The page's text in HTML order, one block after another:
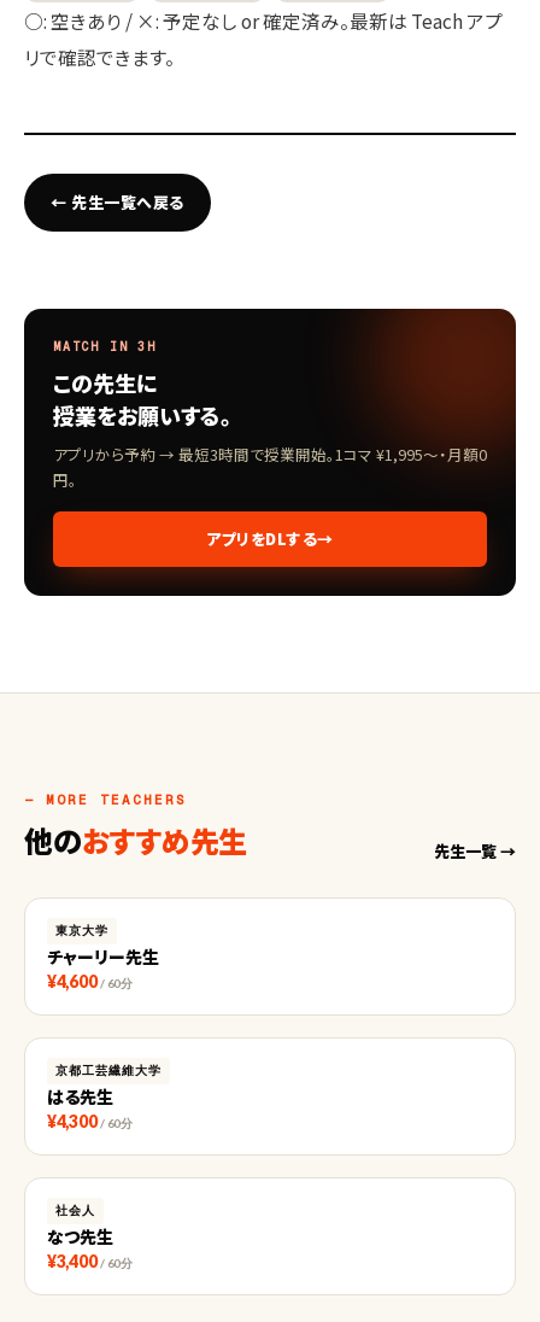
○: 空きあり / ×: 予定なし or 確定済み。最新は Teach アプ
リで確認できます。
← 先生一覧へ戻る
MATCH IN 3H
この先生に
授業をお願いする。
アプリから予約 → 最短3時間で授業開始。1コマ ¥1,995〜・月額0
円。
アプリをDLする→
— MORE TEACHERS
他のおすすめ先生 先生一覧 →
東京大学
チャーリー先生
¥4,600 / 60分
京都工芸繊維大学
はる先生
¥4,300 / 60分
社会人
なつ先生
¥3,400 / 60分